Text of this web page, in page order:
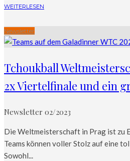
WEITERLESEN
Newsletter
Tchoukball
2x Viertelfinale und ein
Newsletter 02/2023
Die Weltmeisterschaft in Prag ist zu
Teams können voller Stolz auf eine
Sowohl...